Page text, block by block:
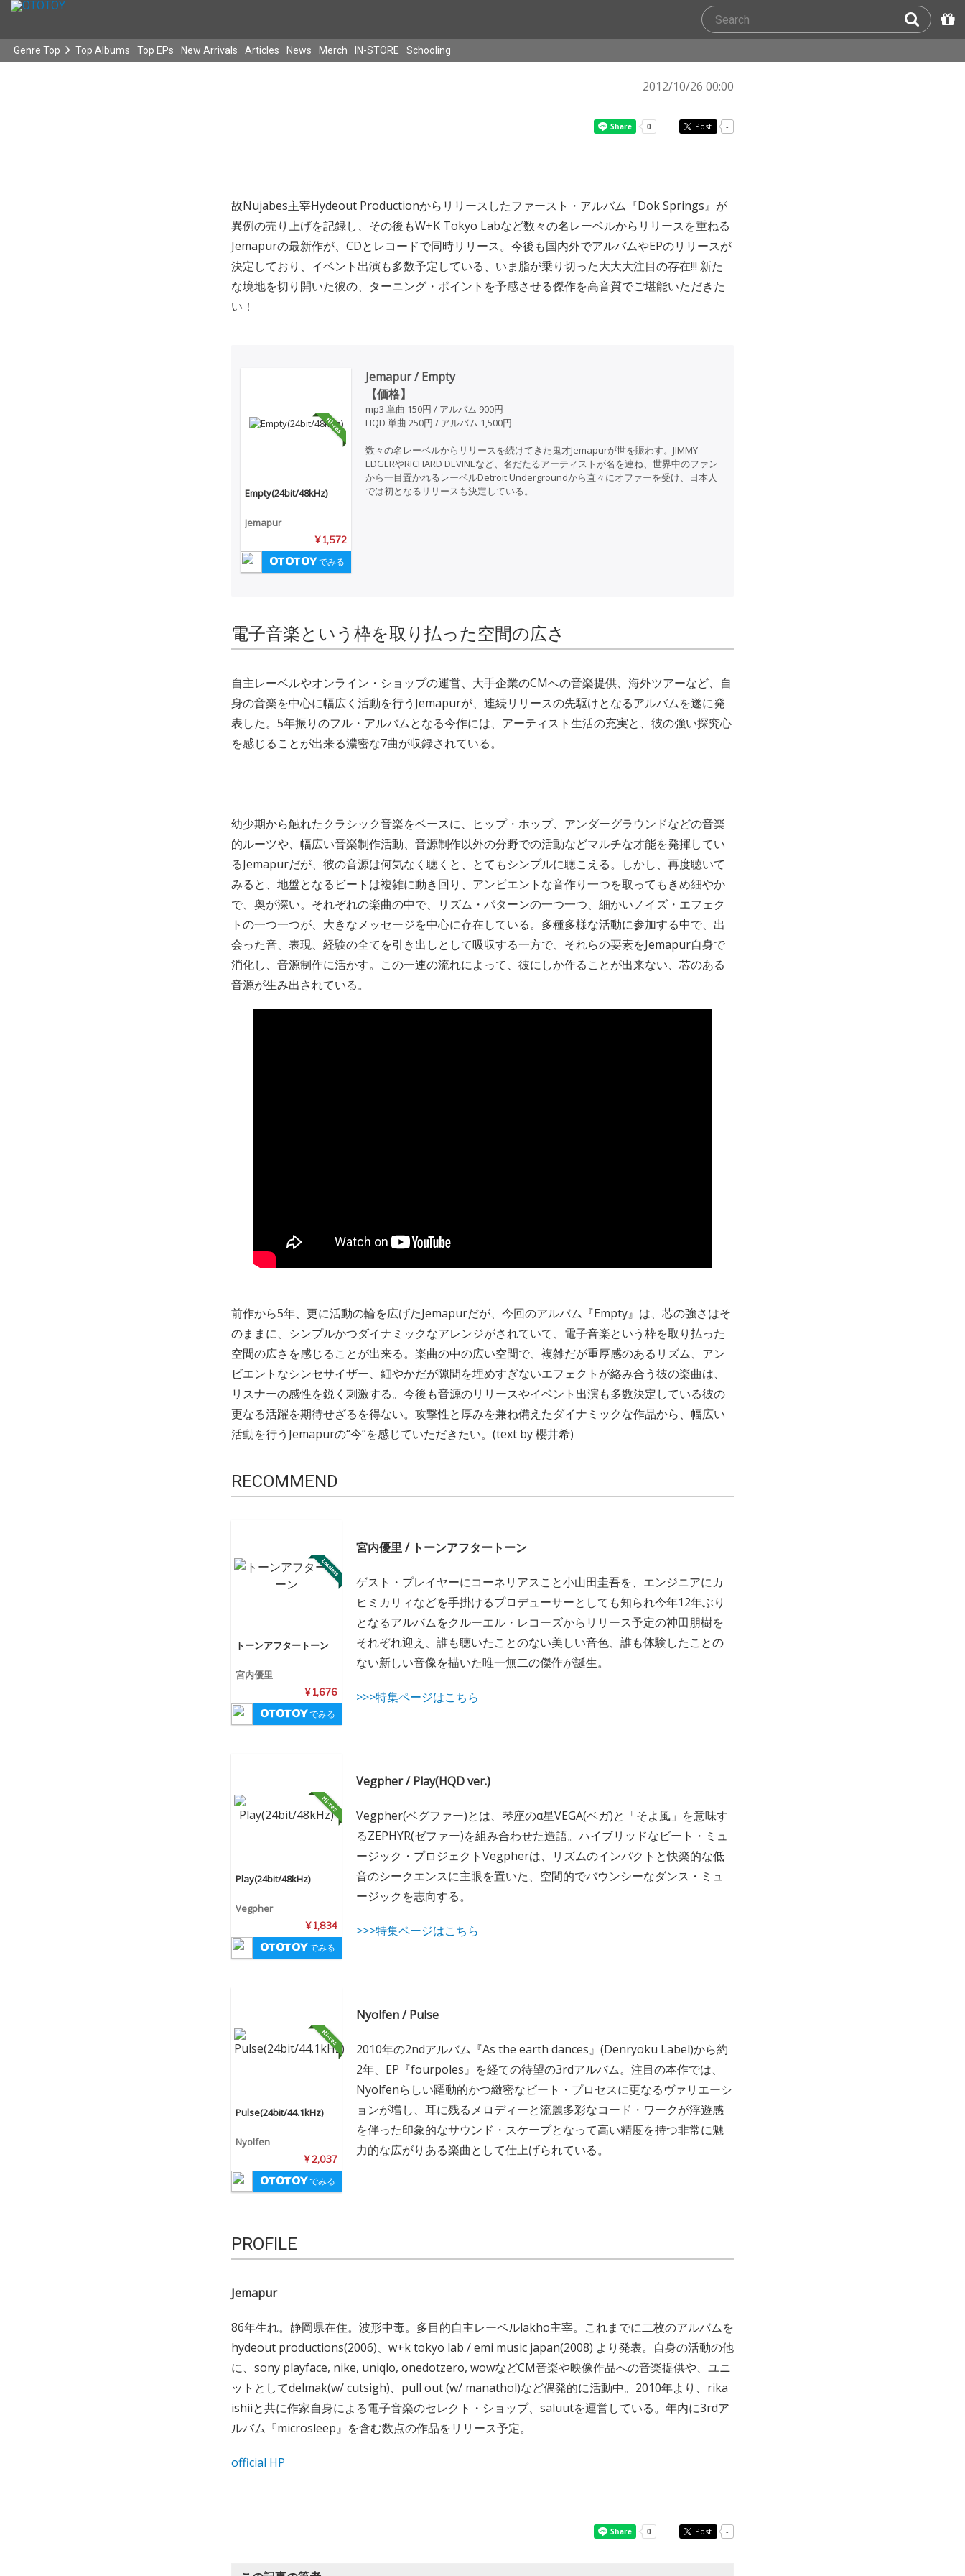
Genre Top Top Albums Top EPs New Arrivals Articles News Merch IN-STORE Schooling
2012/10/26 00:00
Post -
故Nujabes主宰Hydeout Productionからリリースしたファースト・アルバム『Dok Springs』が
異例の売り上げを記録し、その後もW+K Tokyo Labなど数々の名レーベルからリリースを重ねる
Jemapurの最新作が、CDとレコードで同時リリース。今後も国内外でアルバムやEPのリリースが
決定しており、イベント出演も多数予定している、いま脂が乗り切った大大大注目の存在!!! 新た
な境地を切り開いた彼の、ターニング・ポイントを予感させる傑作を高音質でご堪能いただきた
い！
Empty(24bit/48kHz)
Jemapur
¥ 1,572
でみる
Jemapur / Empty
【価格】
mp3 単曲 150円 / アルバム 900円
HQD 単曲 250円 / アルバム 1,500円
数々の名レーベルからリリースを続けてきた鬼才Jemapurが世を賑わす。JIMMY
EDGERやRICHARD DEVINEなど、名だたるアーティストが名を連ね、世界中のファン
から一目置かれるレーベルDetroit Undergroundから直々にオファーを受け、日本人
では初となるリリースも決定している。
電子音楽という枠を取り払った空間の広さ
自主レーベルやオンライン・ショップの運営、大手企業のCMへの音楽提供、海外ツアーなど、自
身の音楽を中心に幅広く活動を行うJemapurが、連続リリースの先駆けとなるアルバムを遂に発
表した。5年振りのフル・アルバムとなる今作には、アーティスト生活の充実と、彼の強い探究心
を感じることが出来る濃密な7曲が収録されている。
幼少期から触れたクラシック音楽をベースに、ヒップ・ホップ、アンダーグラウンドなどの音楽
的ルーツや、幅広い音楽制作活動、音源制作以外の分野での活動などマルチな才能を発揮してい
るJemapurだが、彼の音源は何気なく聴くと、とてもシンプルに聴こえる。しかし、再度聴いて
みると、地盤となるビートは複雑に動き回り、アンビエントな音作り一つを取ってもきめ細やか
で、奥が深い。それぞれの楽曲の中で、リズム・パターンの一つ一つ、細かいノイズ・エフェク
トの一つ一つが、大きなメッセージを中心に存在している。多種多様な活動に参加する中で、出
会った音、表現、経験の全てを引き出しとして吸収する一方で、それらの要素をJemapur自身で
消化し、音源制作に活かす。この一連の流れによって、彼にしか作ることが出来ない、芯のある
音源が生み出されている。
前作から5年、更に活動の輪を広げたJemapurだが、今回のアルバム『Empty』は、芯の強さはそ
のままに、シンプルかつダイナミックなアレンジがされていて、電子音楽という枠を取り払った
空間の広さを感じることが出来る。楽曲の中の広い空間で、複雑だが重厚感のあるリズム、アン
ビエントなシンセサイザー、細やかだが隙間を埋めすぎないエフェクトが絡み合う彼の楽曲は、
リスナーの感性を鋭く刺激する。今後も音源のリリースやイベント出演も多数決定している彼の
更なる活躍を期待せざるを得ない。攻撃性と厚みを兼ね備えたダイナミックな作品から、幅広い
活動を行うJemapurの“今”を感じていただきたい。(text by 櫻井希)
RECOMMEND
トーンアフタートーン
宮内優里
¥ 1,676
でみる
宮内優里 / トーンアフタートーン
ゲスト・プレイヤーにコーネリアスこと小山田圭吾を、エンジニアにカ
ヒミカリィなどを手掛けるプロデューサーとしても知られ今年12年ぶり
となるアルバムをクルーエル・レコーズからリリース予定の神田朋樹を
それぞれ迎え、誰も聴いたことのない美しい音色、誰も体験したことの
ない新しい音像を描いた唯一無二の傑作が誕生。
>>>特集ページはこちら
Play(24bit/48kHz)
Vegpher
¥ 1,834
でみる
Vegpher / Play(HQD ver.)
Vegpher(ベグファー)とは、琴座のα星VEGA(ベガ)と「そよ風」を意味す
るZEPHYR(ゼファー)を組み合わせた造語。ハイブリッドなビート・ミュ
ージック・プロジェクトVegpherは、リズムのインパクトと快楽的な低
音のシークエンスに主眼を置いた、空間的でバウンシーなダンス・ミュ
ージックを志向する。
>>>特集ページはこちら
Pulse(24bit/44.1kHz)
Nyolfen
¥ 2,037
でみる
Nyolfen / Pulse
2010年の2ndアルバム『As the earth dances』(Denryoku Label)から約
2年、EP『fourpoles』を経ての待望の3rdアルバム。注目の本作では、
Nyolfenらしい躍動的かつ緻密なビート・プロセスに更なるヴァリエーシ
ョンが増し、耳に残るメロディーと流麗多彩なコード・ワークが浮遊感
を伴った印象的なサウンド・スケープとなって高い精度を持つ非常に魅
力的な広がりある楽曲として仕上げられている。
PROFILE
Jemapur
86年生れ。静岡県在住。波形中毒。多目的自主レーベルlakho主宰。これまでに二枚のアルバムを
hydeout productions(2006)、w+k tokyo lab / emi music japan(2008) より発表。自身の活動の他
に、sony playface, nike, uniqlo, onedotzero, wowなどCM音楽や映像作品への音楽提供や、ユニ
ットとしてdelmak(w/ cutsigh)、pull out (w/ manathol)など偶発的に活動中。2010年より、rika
ishiiと共に作家自身による電子音楽のセレクト・ショップ、saluutを運営している。年内に3rdア
ルバム『microsleep』を含む数点の作品をリリース予定。
official HP
Post -